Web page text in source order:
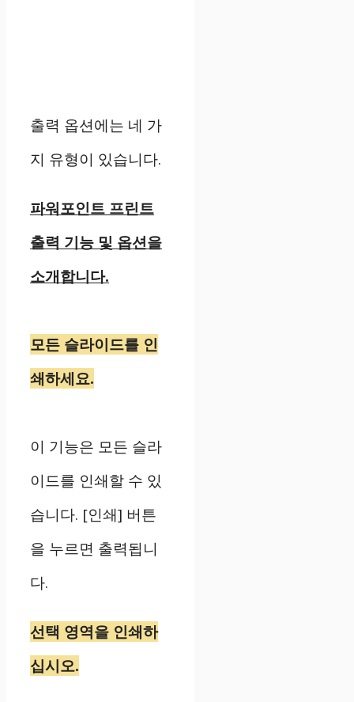
출력 옵션에는 네 가
지 유형이 있습니다.
파워포인트 프린트
출력 기능 및 옵션을
소개합니다.
모든 슬라이드를 인
쇄하세요.
이 기능은 모든 슬라
이드를 인쇄할 수 있
습니다. [인쇄] 버튼
을 누르면 출력됩니
다.
선택 영역을 인쇄하
십시오.